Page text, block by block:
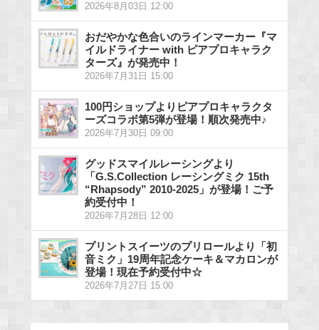
2026年8月03日 12:00
おだやかな色合いのラインマーカー『マ
イルドライナー with ピアプロキャラク
ターズ』が発売中！
2026年7月31日 15:00
100円ショップよりピアプロキャラクタ
ーズコラボ第5弾が登場！順次発売中♪
2026年7月30日 09:00
グッドスマイルレーシングより
「G.S.Collection レーシングミク 15th
“Rhapsody” 2010-2025」が登場！ご予
約受付中！
2026年7月28日 12:00
プリントスイーツのプリロールより「初
音ミク」19周年記念ケーキ＆マカロンが
登場！現在予約受付中☆
2026年7月27日 15:00